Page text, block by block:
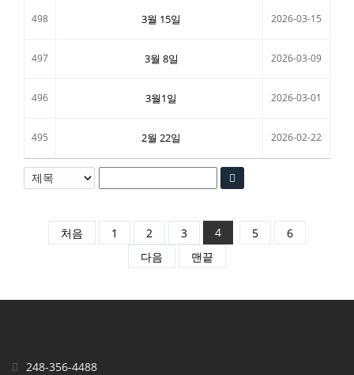
498 3월 15일 2026-03-15
497 3월 8일 2026-03-09
496 3월1일 2026-03-01
495 2월 22일 2026-02-22
처음 1 2 3 4 5
6
다음
맨끝
248-356-4488